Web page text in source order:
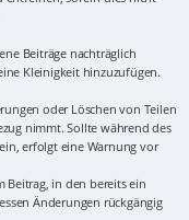
Beiträge nachträglich
Kleinigkeit hinzuzufügen.
oder Löschen von Teilen
nimmt. Sollte während des
erfolgt eine Warnung vor
Beitrag, in den bereits ein
Änderungen rückgängig